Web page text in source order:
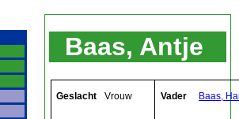
Baas, Antje
Geslacht Vrouw Vader Baas,